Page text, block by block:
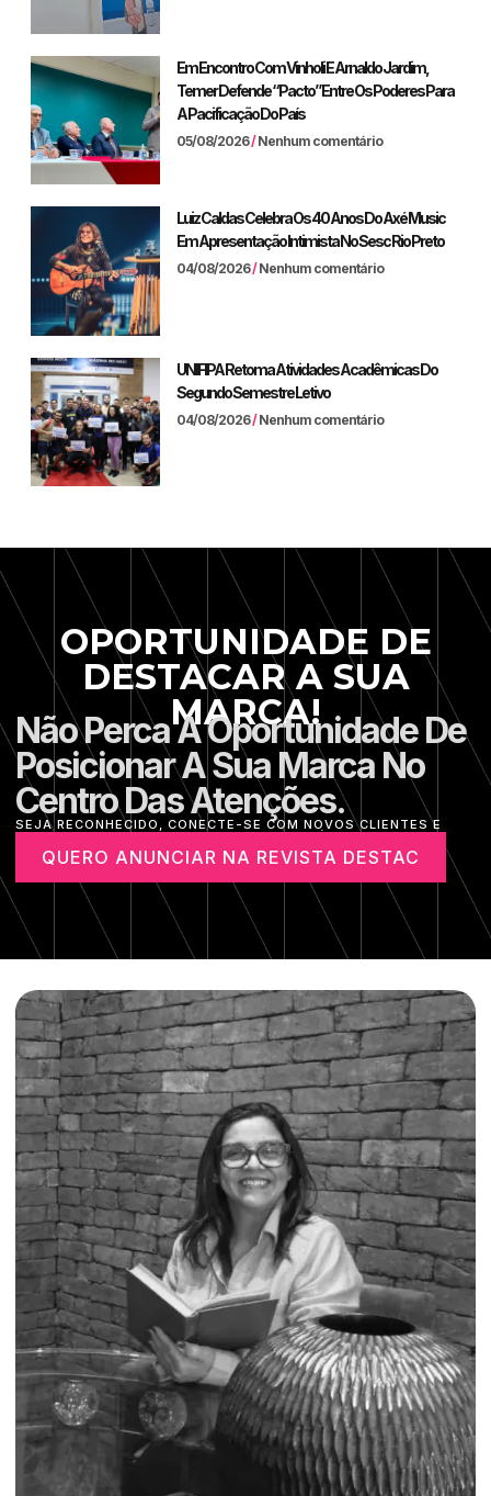
Em Encontro Com Vinholi E Arnaldo Jardim,
Temer Defende “pacto” Entre Os Poderes Para
A Pacificação Do País
05/08/2026 Nenhum comentário
Luiz Caldas Celebra Os 40 Anos Do Axé Music
Em Apresentação Intimista No Sesc Rio Preto
04/08/2026 Nenhum comentário
UNIFIPA Retoma Atividades Acadêmicas Do
Segundo Semestre Letivo
04/08/2026 Nenhum comentário
OPORTUNIDADE DE
DESTACAR A SUA
MARCA!
Não Perca A Oportunidade De
Posicionar A Sua Marca No
Centro Das Atenções.
SEJA RECONHECIDO, CONECTE-SE COM NOVOS CLIENTES E
IMPULSIONE O CRESCIMENTO DO SEU NEGÓCIO.
QUERO ANUNCIAR NA REVISTA DESTAC